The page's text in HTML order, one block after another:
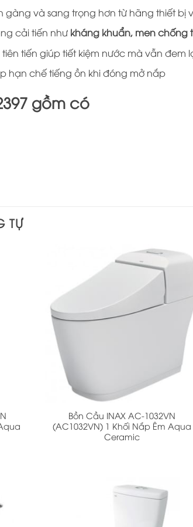
gàng và sang trọng hơn từ hãng thiết bị
cải tiến như kháng khuẩn, men chống
tiến giúp tiết kiệm nước mà vẫn đem
hạn chế tiếng ồn khi đóng mở nắp
gồm có
TỰ
Bồn Cầu INAX AC-1032VN
(AC1032VN) 1 Khối Nắp Êm Aqua
Ceramic